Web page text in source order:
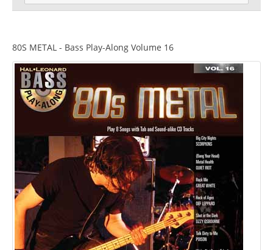
80S METAL - Bass Play-Along Volume 16